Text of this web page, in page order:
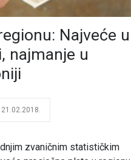
Najveće u
najmanje u
21.02.2018.
zvaničnim statističkim